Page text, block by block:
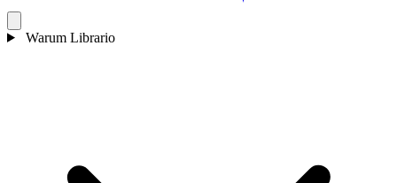
Warum Librario